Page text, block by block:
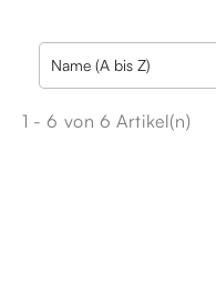
Name (A bis Z)
1 - 6 von 6 Artikel(n)